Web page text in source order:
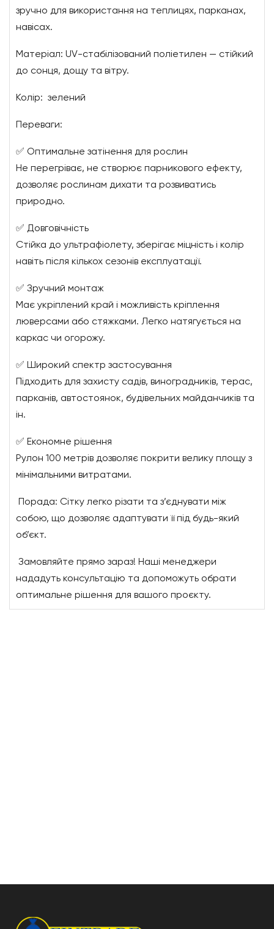
зручно для використання на теплицях, парканах,
навісах.
Матеріал: UV-стабілізований поліетилен — стійкий
до сонця, дощу та вітру.
Колір: зелений
Переваги:
✅ Оптимальне затінення для рослин
Не перегріває, не створює парникового ефекту,
дозволяє рослинам дихати та розвиватись
природно.
✅ Довговічність
Стійка до ультрафіолету, зберігає міцність і колір
навіть після кількох сезонів експлуатації.
✅ Зручний монтаж
Має укріплений край і можливість кріплення
люверсами або стяжками. Легко натягується на
каркас чи огорожу.
✅ Широкий спектр застосування
Підходить для захисту садів, виноградників, терас,
парканів, автостоянок, будівельних майданчиків та
ін.
✅ Економне рішення
Рулон 100 метрів дозволяє покрити велику площу з
мінімальними витратами.
Порада: Сітку легко різати та з’єднувати між
собою, що дозволяє адаптувати її під будь-який
об’єкт.
Замовляйте прямо зараз! Наші менеджери
нададуть консультацію та допоможуть обрати
оптимальне рішення для вашого проєкту.